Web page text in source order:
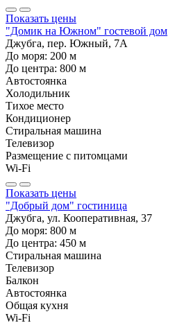
Показать цены
"Домик на Южном" гостевой дом
Джубга, пер. Южный, 7А
До моря: 200 м
До центра: 800 м
Автостоянка
Холодильник
Тихое место
Кондиционер
Стиральная машина
Телевизор
Размещение с питомцами
Wi-Fi
Показать цены
"Добрый дом" гостиница
Джубга, ул. Кооперативная, 37
До моря: 800 м
До центра: 450 м
Стиральная машина
Телевизор
Балкон
Автостоянка
Общая кухня
Wi-Fi